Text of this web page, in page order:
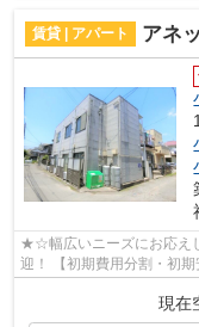
賃貸 | アパート アネ
★☆幅広いニーズにお応え
迎！ 【初期費用分割・初
現在